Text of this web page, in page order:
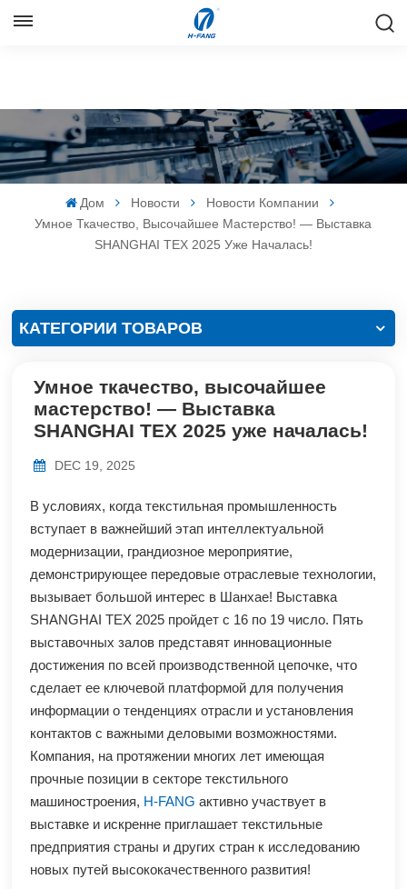
Русский
Español
中文
Дом Новости
Новости Компании
Умное Ткачество, Высочайшее Мастерство! — Выставка
SHANGHAI TEX 2025 Уже Началась!
КАТЕГОРИИ ТОВАРОВ
Умное ткачество, высочайшее
мастерство! — Выставка
SHANGHAI TEX 2025 уже началась!
DEC 19, 2025
В условиях, когда текстильная промышленность
вступает в важнейший этап интеллектуальной
модернизации, грандиозное мероприятие,
демонстрирующее передовые отраслевые технологии,
вызывает большой интерес в Шанхае! Выставка
SHANGHAI TEX 2025 пройдет с 16 по 19 число. Пять
выставочных залов представят инновационные
достижения по всей производственной цепочке, что
сделает ее ключевой платформой для получения
информации о тенденциях отрасли и установления
контактов с важными деловыми возможностями.
Компания, на протяжении многих лет имеющая
прочные позиции в секторе текстильного
машиностроения, H-FANG активно участвует в
выставке и искренне приглашает текстильные
предприятия страны и других стран к исследованию
новых путей высококачественного развития!